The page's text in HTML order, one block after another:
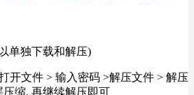
单独下载和解压)
开文件 > 输入密码 >解压文件 > 解压
缩, 再继续解压即可